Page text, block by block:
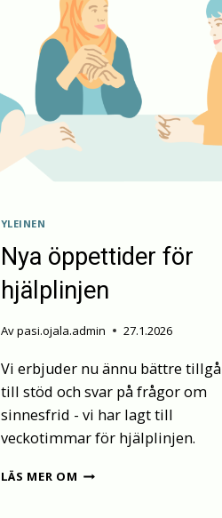
YLEINEN
Nya öppettider för
hjälplinjen
Avpasi.ojala.admin 27.1.2026
Vi erbjuder nu ännu bättre
till stöd och svar på frågor om
sinnesfrid - vi har lagt till
veckotimmar för hjälplinjen.
LÄS MER OM NYA